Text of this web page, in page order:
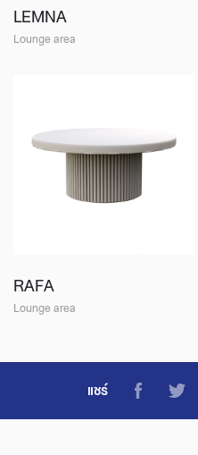
LEMNA
Lounge area
RAFA
Lounge area
แชร์